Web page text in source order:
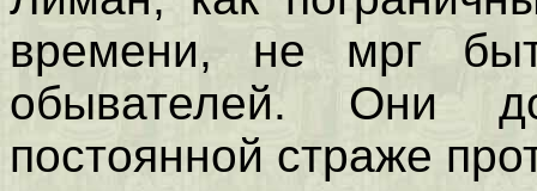
времени, не мрг
обывателей. Они
постоянной страже